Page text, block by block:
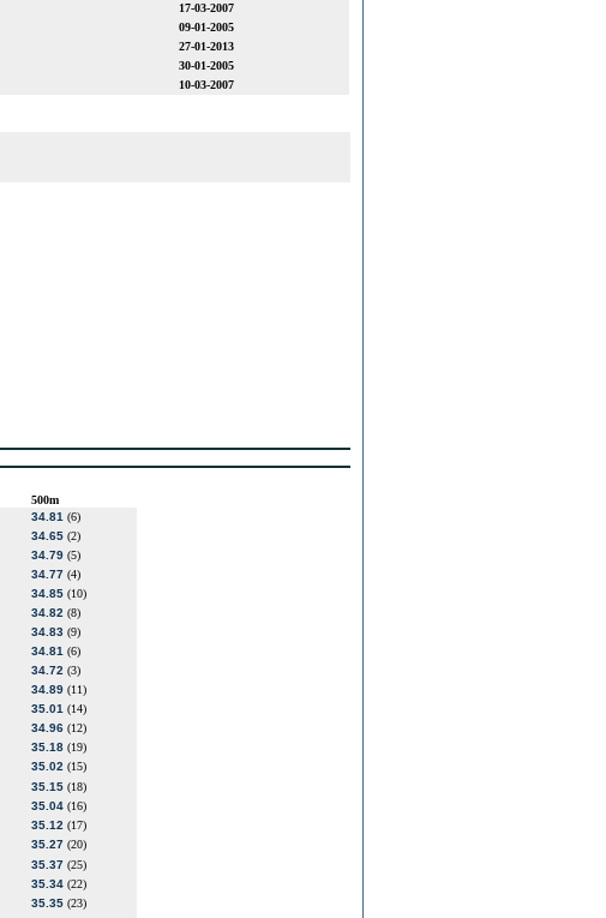
17-03-2007
09-01-2005
27-01-2013
30-01-2005
10-03-2007
500m
34.81 (6)
34.65 (2)
34.79 (5)
34.77 (4)
34.85 (10)
34.82 (8)
34.83 (9)
34.81 (6)
34.72 (3)
34.89 (11)
35.01 (14)
34.96 (12)
35.18 (19)
35.02 (15)
35.15 (18)
35.04 (16)
35.12 (17)
35.27 (20)
35.37 (25)
35.34 (22)
35.35 (23)